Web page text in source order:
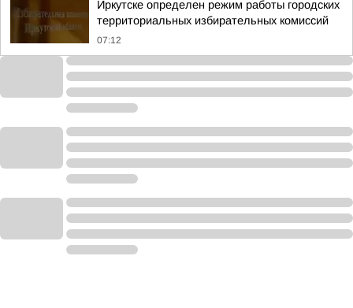
Иркутске определен режим работы городских
территориальных избирательных комиссий
07:12